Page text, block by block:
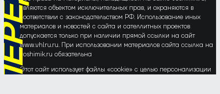
являются объектом исключительных прав, и охраняются в
соответствии с законодательством РФ. Использование иных
материалов и новостей с сайта и сателлитных проектов
допускается только при наличии прямой ссылки на сайт
www.vhlru.ru. При использовании материалов сайта ссылка на
voshimik.ru обязательна
Этот сайт использует файлы «cookie» с целью персонализации